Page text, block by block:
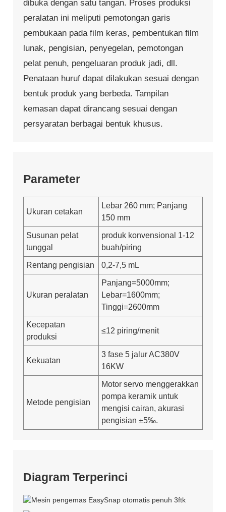
dibuka dengan satu tangan. Proses produksi
peralatan ini meliputi pemotongan garis
pembukaan pada film keras, pembentukan film
lunak, pengisian, penyegelan, pemotongan
pelat penuh, pengeluaran produk jadi, dll.
Penataan huruf dapat dilakukan sesuai dengan
bentuk produk yang berbeda. Tampilan
kemasan dapat dirancang sesuai dengan
persyaratan berbagai bentuk khusus.
Parameter
Ukuran cetakan
Lebar 260 mm; Panjang
150 mm
Susunan pelat
tunggal
produk konvensional 1-12
buah/piring
Rentang pengisian 0,2-7,5 mL
Ukuran peralatan
Panjang=5000mm;
Lebar=1600mm;
Tinggi=2600mm
Kecepatan
produksi
≤12 piring/menit
Kekuatan
3 fase 5 jalur AC380V
16KW
Metode pengisian
Motor servo menggerakkan
pompa keramik untuk
mengisi cairan, akurasi
pengisian ±5‰.
Diagram Terperinci